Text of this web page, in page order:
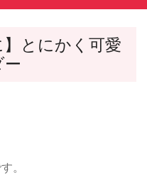
】とにかく可愛
。